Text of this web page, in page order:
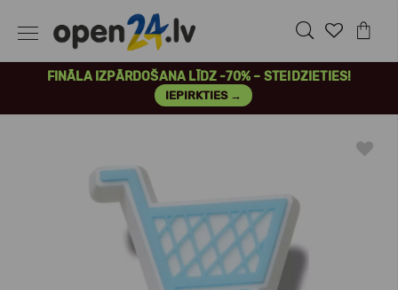
FINĀLA IZPĀRDOŠANA LĪDZ -70% – STEIDZIETIES!
IEPIRKTIES →